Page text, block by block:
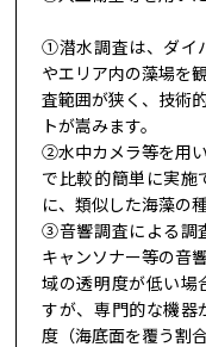
①潜水調査は、ダイ
やエリア内の藻場を
査範囲が狭く、技術
トが嵩みます。
②水中カメラ等を用
で比較的簡単に実施
に、類似した海藻の
③音響調査による調
キャンソナー等の音
域の透明度が低い場
すが、専門的な機器
度（海底面を覆う割